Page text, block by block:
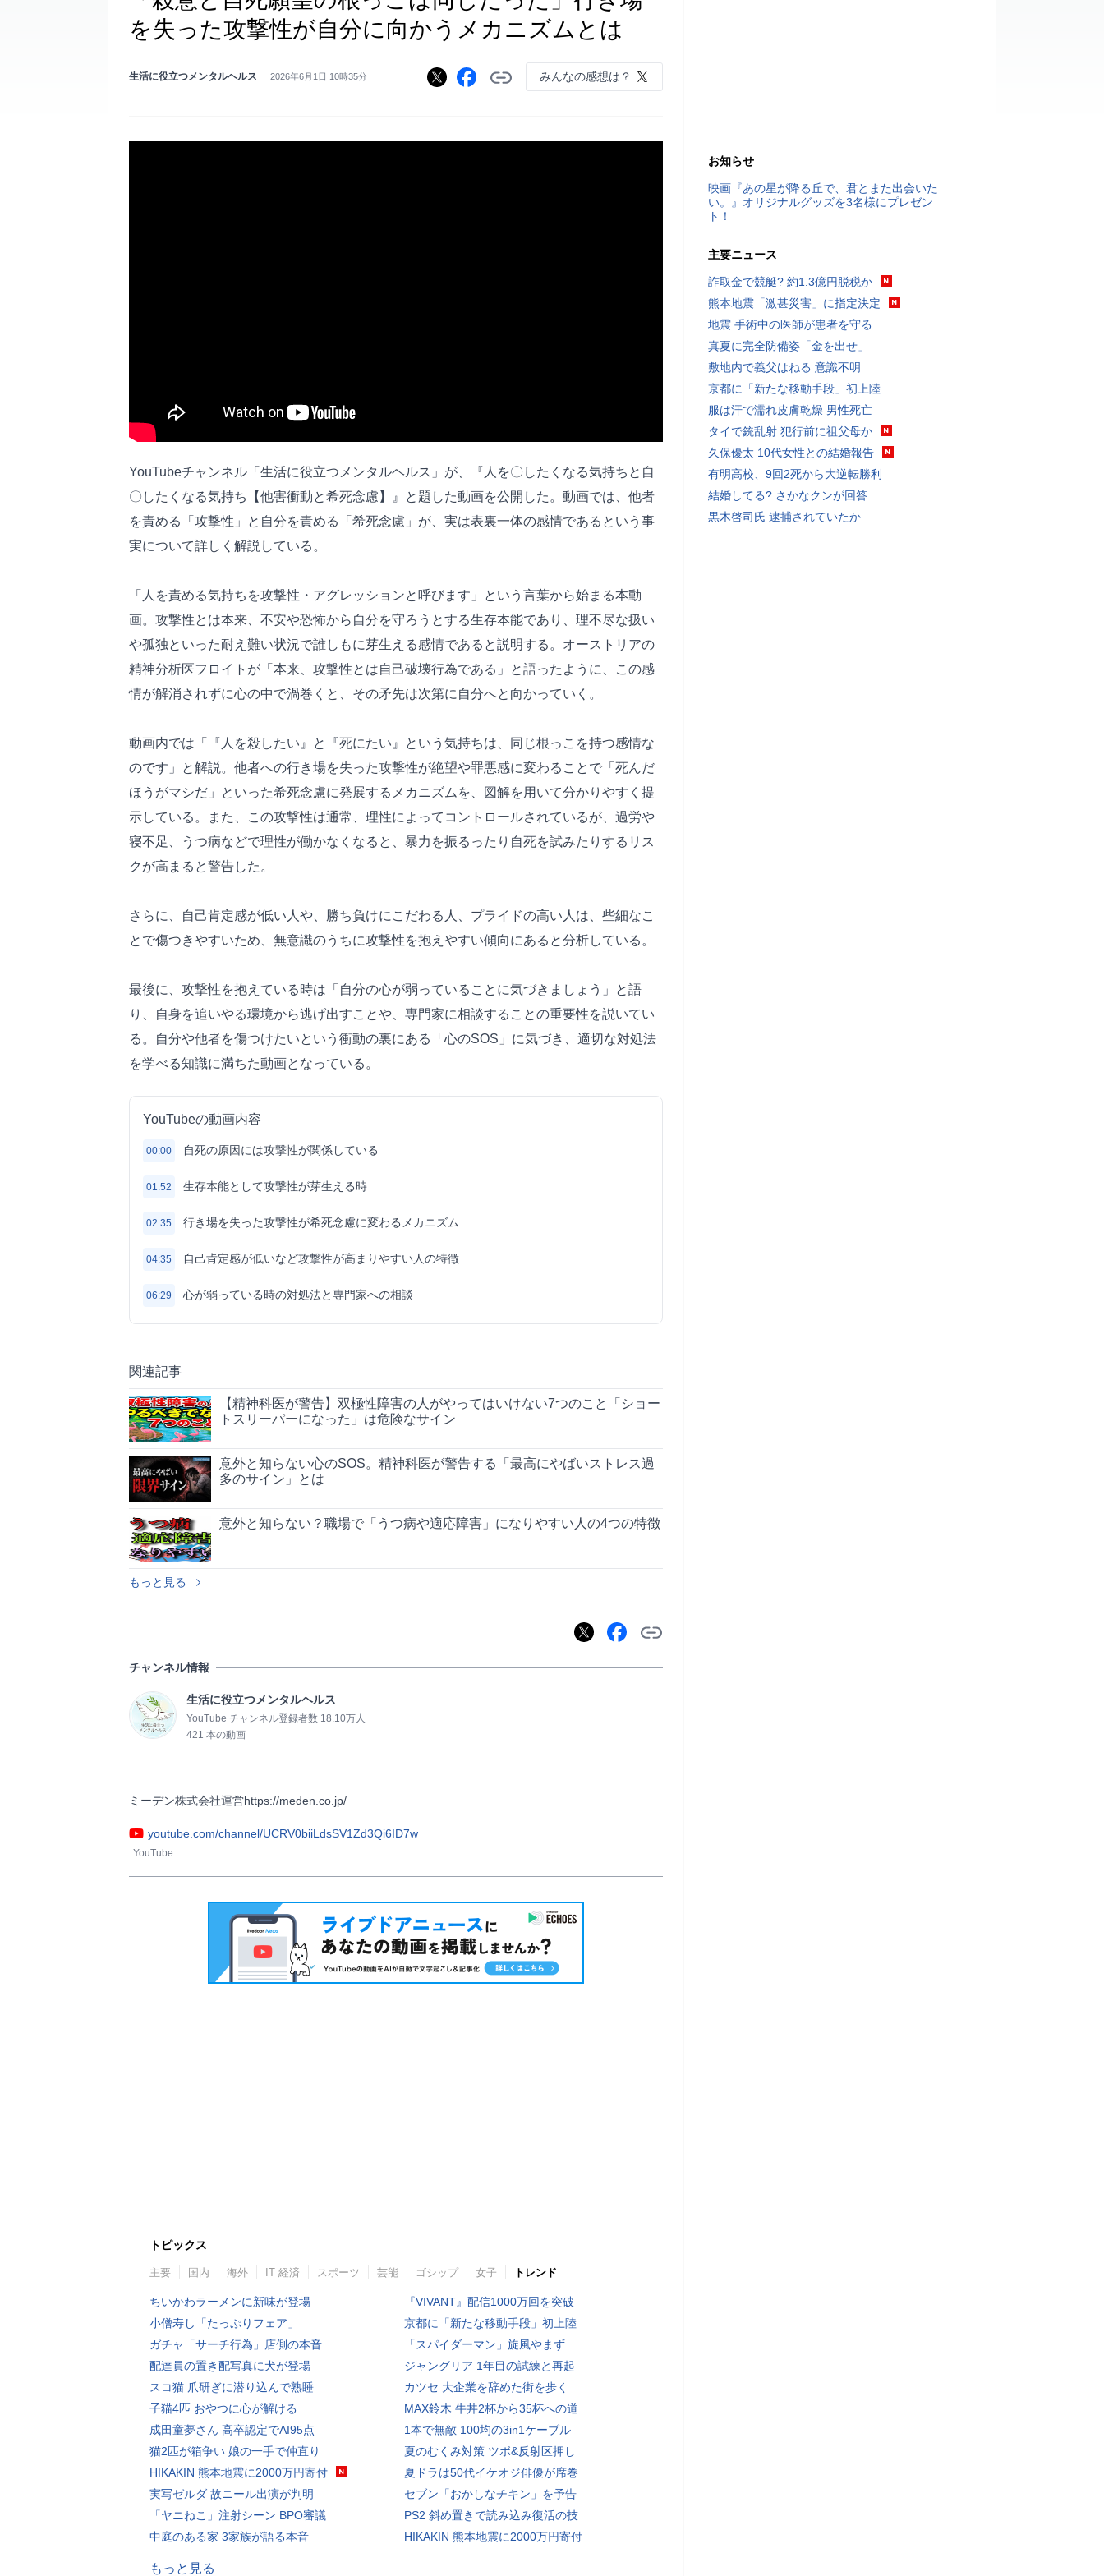
を失った攻撃性が自分に向かうメカニズムとは
生活に役立つメンタルヘルス 2026年6月1日 10時35分 みんなの感想は？
YouTubeチャンネル「生活に役立つメンタルヘルス」が、『人を〇したくなる気持ちと自
〇したくなる気持ち【他害衝動と希死念慮】』と題した動画を公開した。動画では、他者
を責める「攻撃性」と自分を責める「希死念慮」が、実は表裏一体の感情であるという事
実について詳しく解説している。
「人を責める気持ちを攻撃性・アグレッションと呼びます」という言葉から始まる本動
画。攻撃性とは本来、不安や恐怖から自分を守ろうとする生存本能であり、理不尽な扱い
や孤独といった耐え難い状況で誰しもに芽生える感情であると説明する。オーストリアの
精神分析医フロイトが「本来、攻撃性とは自己破壊行為である」と語ったように、この感
情が解消されずに心の中で渦巻くと、その矛先は次第に自分へと向かっていく。
動画内では「『人を殺したい』と『死にたい』という気持ちは、同じ根っこを持つ感情な
のです」と解説。他者への行き場を失った攻撃性が絶望や罪悪感に変わることで「死んだ
ほうがマシだ」といった希死念慮に発展するメカニズムを、図解を用いて分かりやすく提
示している。また、この攻撃性は通常、理性によってコントロールされているが、過労や
寝不足、うつ病などで理性が働かなくなると、暴力を振るったり自死を試みたりするリス
クが高まると警告した。
さらに、自己肯定感が低い人や、勝ち負けにこだわる人、プライドの高い人は、些細なこ
とで傷つきやすいため、無意識のうちに攻撃性を抱えやすい傾向にあると分析している。
最後に、攻撃性を抱えている時は「自分の心が弱っていることに気づきましょう」と語
り、自身を追いやる環境から逃げ出すことや、専門家に相談することの重要性を説いてい
る。自分や他者を傷つけたいという衝動の裏にある「心のSOS」に気づき、適切な対処法
を学べる知識に満ちた動画となっている。
YouTubeの動画内容
00:00 自死の原因には攻撃性が関係している
01:52 生存本能として攻撃性が芽生える時
02:35 行き場を失った攻撃性が希死念慮に変わるメカニズム
04:35 自己肯定感が低いなど攻撃性が高まりやすい人の特徴
06:29 心が弱っている時の対処法と専門家への相談
関連記事
【精神科医が警告】双極性障害の人がやってはいけない7つのこと「ショー
トスリーパーになった」は危険なサイン
意外と知らない心のSOS。精神科医が警告する「最高にやばいストレス過
多のサイン」とは
意外と知らない？職場で「うつ病や適応障害」になりやすい人の4つの特徴
もっと見る
チャンネル情報
生活に役立つメンタルヘルス
YouTube チャンネル登録者数 18.10万人
421 本の動画
ミーデン株式会社運営https://meden.co.jp/
youtube.com/channel/UCRV0biiLdsSV1Zd3Qi6ID7w
YouTube
トピックス
主要 国内 海外 IT 経済 スポーツ 芸能 ゴシップ 女子 トレンド
ちいかわラーメンに新味が登場
小僧寿し「たっぷりフェア」
ガチャ「サーチ行為」店側の本音
配達員の置き配写真に犬が登場
スコ猫 爪研ぎに潜り込んで熟睡
子猫4匹 おやつに心が解ける
成田童夢さん 高卒認定でAI95点
猫2匹が箱争い 娘の一手で仲直り
HIKAKIN 熊本地震に2000万円寄付
実写ゼルダ 故ニール出演が判明
「ヤニねこ」注射シーン BPO審議
中庭のある家 3家族が語る本音
『VIVANT』配信1000万回を突破
京都に「新たな移動手段」初上陸
「スパイダーマン」旋風やまず
ジャングリア 1年目の試練と再起
カツセ 大企業を辞めた街を歩く
MAX鈴木 牛丼2杯から35杯への道
1本で無敵 100均の3in1ケーブル
夏のむくみ対策 ツボ&反射区押し
夏ドラは50代イケオジ俳優が席巻
セブン「おかしなチキン」を予告
PS2 斜め置きで読み込み復活の技
HIKAKIN 熊本地震に2000万円寄付
もっと見る
お知らせ
映画『あの星が降る丘で、君とまた出会いた
い。』オリジナルグッズを3名様にプレゼン
ト！
主要ニュース
詐取金で競艇? 約1.3億円脱税か
熊本地震「激甚災害」に指定決定
地震 手術中の医師が患者を守る
真夏に完全防備姿「金を出せ」
敷地内で義父はねる 意識不明
京都に「新たな移動手段」初上陸
服は汗で濡れ皮膚乾燥 男性死亡
タイで銃乱射 犯行前に祖父母か
久保優太 10代女性との結婚報告
有明高校、9回2死から大逆転勝利
結婚してる? さかなクンが回答
黒木啓司氏 逮捕されていたか